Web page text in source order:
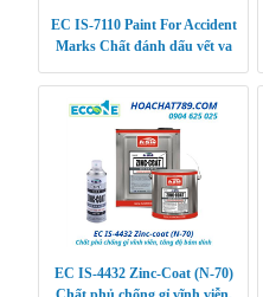
EC IS-7110 Paint For Accident
Marks Chất đánh dấu vết va
EC IS-4432 Zinc-Coat (N-70)